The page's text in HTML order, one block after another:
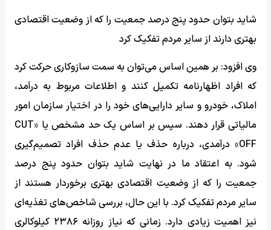
شاید بتوان حدود پنج درصد جمعیت را که از وضعیت اقتصادی
بهتری دارند از سایر مردم تفکیک کرد
وی افزود: بر همین اساس می‌توان به سمت سازوکاری حرکت کرد
که افراد اظهارنامه تکمیل کنند و اطلاعات مربوط به درآمد،
املاک، خودرو و سایر دارایی‌های خود را در اختیار سازمان امور
مالیاتی قرار دهند. سپس بر اساس یک حد مشخص یا «CUT
OFF» درآمدی، درباره حذف یا عدم حذف افراد تصمیم‌گیری
شود. به اعتقاد ما در نهایت شاید بتوان حدود پنج درصد
جمعیت را که از وضعیت اقتصادی بهتری برخوردار هستند از
سایر مردم تفکیک کرد. با این حال، بررسی شاخص‌های تغذیه‌ای
نیز اهمیت زیادی دارد. زمانی که نیاز روزانه ۲۳۸۶ کیلوکالری